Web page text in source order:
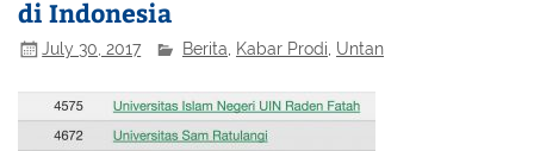
di Indonesia
July 30, 2017 Berita Kabar Prodi Untan